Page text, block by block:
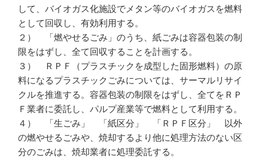
して、バイオガス化施設でメタン等のバイオガスを燃料
として回収し、有効利用する。
２） 「燃やせるごみ」のうち、紙ごみは容器包装の制
限をはずし、全て回収することを計画する。
３） ＲＰＦ（プラスチックを成型した固形燃料）の原
料になるプラスチックごみについては、サーマルリサイ
クルを推進する。容器包装の制限をはずし、全てをＲＰ
Ｆ業者に委託し、パルプ産業等で燃料として利用する。
４） 「生ごみ」 「紙区分」 「ＲＰＦ区分」 以外
の燃やせるごみや、焼却するより他に処理方法のない区
分のごみは、焼却業者に処理委託する。